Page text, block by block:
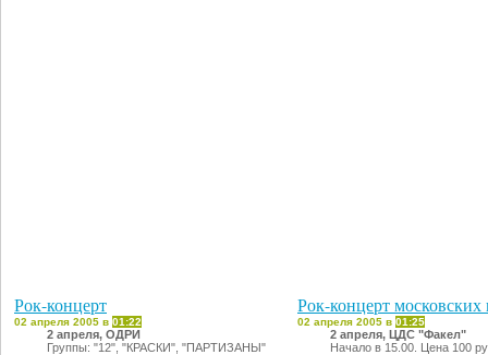
Рок-концерт
02 апреля 2005 в 01:22
2 апреля, ОДРИ
Группы: "12", "КРАСКИ", "ПАРТИЗАНЫ"
Рок-концерт московских
02 апреля 2005 в 01:25
2 апреля, ЦДС "Факел"
Начало в 15.00. Цена 100